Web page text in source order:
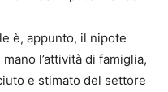
è, appunto, il nipote
l’attività di famiglia,
e stimato del settore